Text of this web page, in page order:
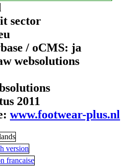
sector
/ oCMS: ja
websolutions
2011
www.footwear-plus.nl